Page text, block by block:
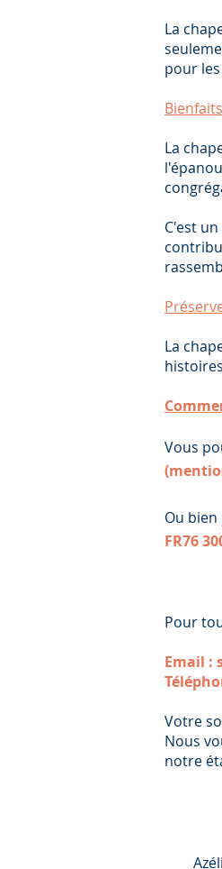
La
pour
La
C'est
La
Vous
Ou
FR76
Pour
Email :
Votre
Nous
notre